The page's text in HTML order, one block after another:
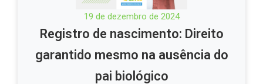
19 de dezembro de 2024
Registro de nascimento: Direito
garantido mesmo na ausência do
pai biológico